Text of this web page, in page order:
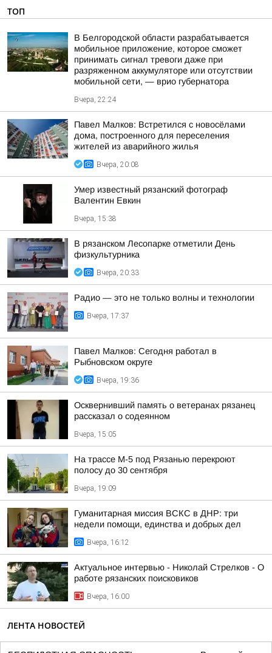
ТОП
В Белгородской области разрабатывается
мобильное приложение, которое сможет
принимать сигнал тревоги даже при
разряженном аккумуляторе или отсутствии
мобильной сети, — врио губернатора
Вчера, 22:24
Павел Малков: Встретился с новосёлами
дома, построенного для переселения
жителей из аварийного жилья
Вчера, 20:08
Умер известный рязанский фотограф
Валентин Евкин
Вчера, 15:38
В рязанском Лесопарке отметили День
физкультурника
Вчера, 20:33
Радио — это не только волны и технологии
Вчера, 17:37
Павел Малков: Сегодня работал в
Рыбновском округе
Вчера, 19:36
Осквернивший память о ветеранах рязанец
рассказал о содеянном
Вчера, 15:05
На трассе М-5 под Рязанью перекроют
полосу до 30 сентября
Вчера, 19:09
Гуманитарная миссия ВСКС в ДНР: три
недели помощи, единства и добрых дел
Вчера, 16:12
Актуальное интервью - Николай Стрелков - О
работе рязанских поисковиков
Вчера, 16:00
ЛЕНТА НОВОСТЕЙ